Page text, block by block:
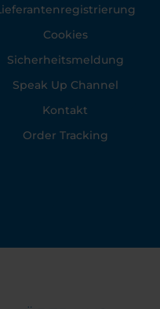
Cookies
Sicherheitsmeldung
Speak Up Channel
Kontakt
Order Tracking